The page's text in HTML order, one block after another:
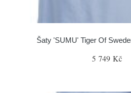
Šaty 'SUMU' Tiger Of
5 749 Kč